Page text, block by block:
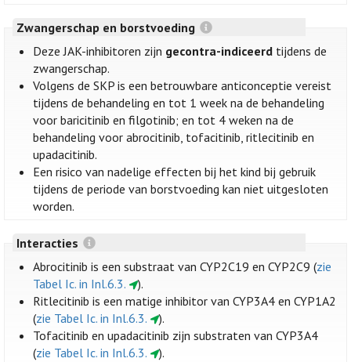
Zwangerschap en borstvoeding
Deze JAK-inhibitoren zijn gecontra-indiceerd tijdens de
zwangerschap.
Volgens de SKP is een betrouwbare anticonceptie vereist
tijdens de behandeling en tot 1 week na de behandeling
voor baricitinib en filgotinib; en tot 4 weken na de
behandeling voor abrocitinib, tofacitinib, ritlecitinib en
upadacitinib.
Een risico van nadelige effecten bij het kind bij gebruik
tijdens de periode van borstvoeding kan niet uitgesloten
worden.
Interacties
Abrocitinib is een substraat van CYP2C19 en CYP2C9 (zie
Tabel Ic. in Inl.6.3.
).
Ritlecitinib is een matige inhibitor van CYP3A4 en CYP1A2
(zie Tabel Ic. in Inl.6.3.
).
Tofacitinib en upadacitinib zijn substraten van CYP3A4
(zie Tabel Ic. in Inl.6.3. ).